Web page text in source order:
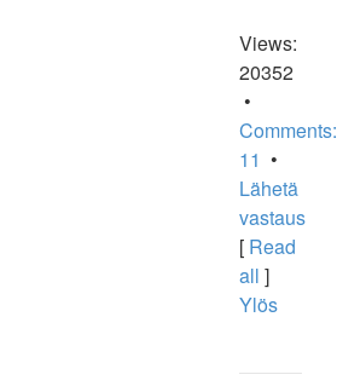
Views:
20352
•
Comments:
11 •
Lähetä
vastaus
[ Read
all ]
Ylös